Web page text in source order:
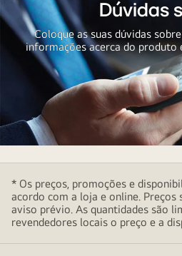
Buy
Dúvidas
Coloque as suas dúvidas
informações acerca do
* Os preços, promoções e
acordo com a loja e online. Preços
aviso prévio. As quantidades são
revendedores locais o preço e a